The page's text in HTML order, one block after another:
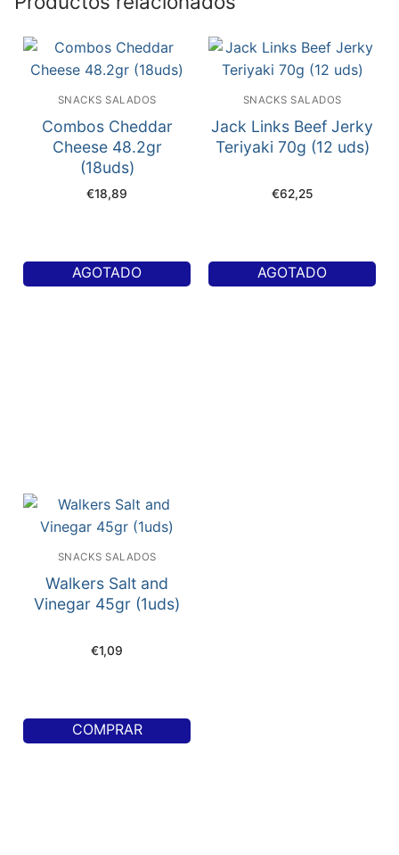
SNACKS SALADOS
Combos Cheddar
Cheese 48.2gr
(18uds)
€18,89
AGOTADO
SNACKS SALADOS
Jack Links Beef Jerky
Teriyaki 70g (12 uds)
€62,25
AGOTADO
SNACKS SALADOS
Walkers Salt and
Vinegar 45gr (1uds)
€1,09
COMPRAR